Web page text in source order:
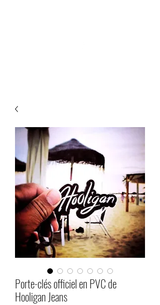
Porte-clés officiel en PVC de
Hooligan Jeans